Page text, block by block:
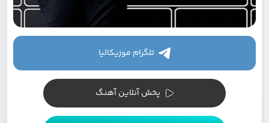
تلگرام موزیکالیا
پخش آنلاین آهنگ